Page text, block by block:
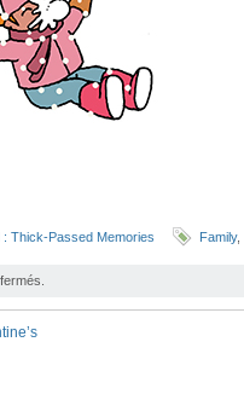
: Thick-Passed Memories Family,